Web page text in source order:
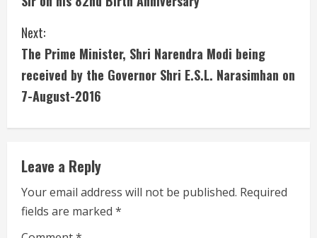
n
t
i
n
u
e
R
e
Next:
The Prime Minister, Shri Narendra Modi being
received by the Governor Shri E.S.L. Narasimhan on
7-August-2016
Leave a Reply
Your email address will not be published. Required
fields are marked *